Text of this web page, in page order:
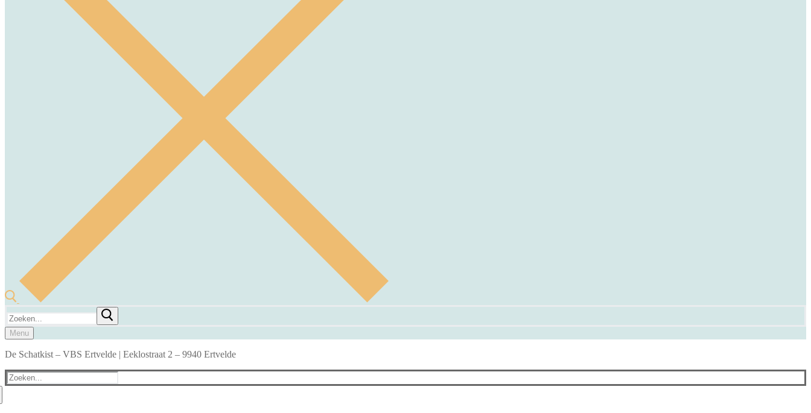
Zoeken
naar:
Menu
De Schatkist – VBS Ertvelde | Eeklostraat 2 – 9940 Ertvelde
Zoeken
naar: